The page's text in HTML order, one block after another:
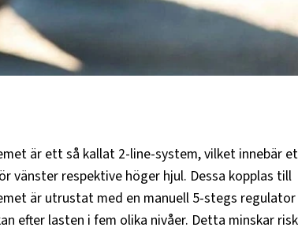
är ett så kallat 2-line-system, vilket innebär
vänster respektive höger hjul. Dessa kopplas till
är utrustat med en manuell 5-stegs regulator
efter lasten i fem olika nivåer. Detta minskar